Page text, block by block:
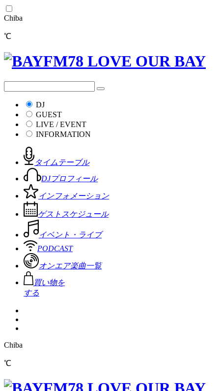
Chiba
℃
DJ
GUEST
LIVE / EVENT
INFORMATION
タイムテーブル
DJプロフィール
インフォメーション
ゲストスケジュール
イベント・ライブ
PODCAST
オンエア楽曲一覧
買い物を
する
Chiba
℃